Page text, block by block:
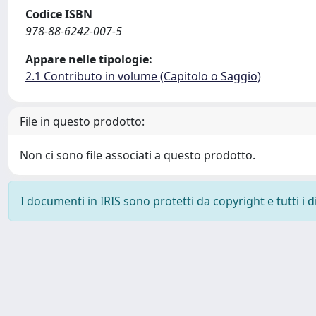
Codice ISBN
978-88-6242-007-5
Appare nelle tipologie:
2.1 Contributo in volume (Capitolo o Saggio)
File in questo prodotto:
Non ci sono file associati a questo prodotto.
I documenti in IRIS sono protetti da copyright e tutti i